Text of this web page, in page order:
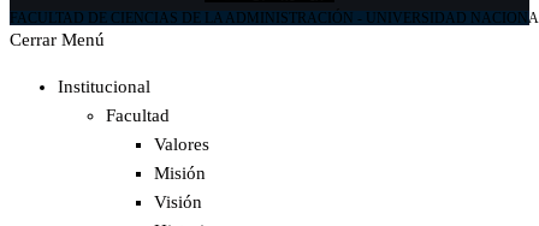
FACULTAD DE CIENCIAS DE LA ADMINISTRACIÓN - UNIVERSIDAD
Cerrar Menú
Institucional
Facultad
Valores
Misión
Visión